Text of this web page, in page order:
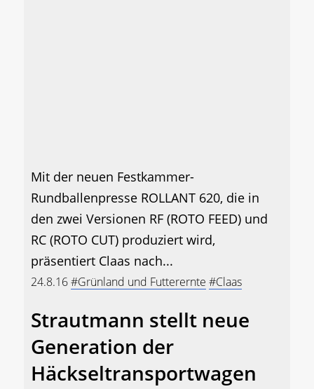
Mit der neuen Festkammer-
Rundballenpresse ROLLANT 620, die in
den zwei Versionen RF (ROTO FEED) und
RC (ROTO CUT) produziert wird,
präsentiert Claas nach...
24.8.16#Grünland und Futterernte #Claas
Strautmann stellt neue
Generation der
Häckseltransportwagen